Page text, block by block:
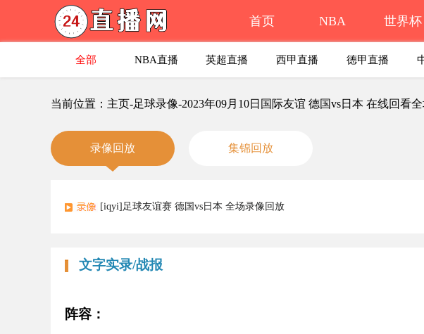
首页 NBA 世界杯
全部 NBA直播 英超直播 西甲直播 德甲直播
当前位置：主页-足球录像-2023年09月10日国际友谊 德国vs日本 在线回看
录像回放 集锦回放
[iqyi]足球友谊赛 德国vs日本 全场录像回放
文字实录/战报
阵容：